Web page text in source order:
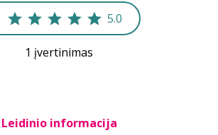
5.0
1 įvertinimas
Leidinio informacija